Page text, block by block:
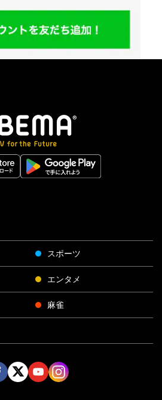
スポーツ
エンタメ
麻雀